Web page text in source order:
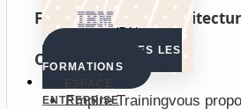
IBM
VOIR TOUTES LES
FORMATIONS
ENTREPRISE
Formation Revit
Objectif :
Empire Trainingvous